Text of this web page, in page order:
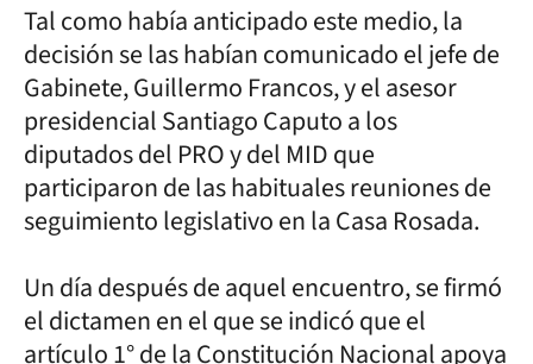
Tal como había anticipado este medio, la
decisión se las habían comunicado el jefe de
Gabinete, Guillermo Francos, y el asesor
presidencial Santiago Caputo a los
diputados del PRO y del MID que
participaron de las habituales reuniones de
seguimiento legislativo en la Casa Rosada.
Un día después de aquel encuentro, se firmó
el dictamen en el que se indicó que el
artículo 1° de la Constitución Nacional apoya